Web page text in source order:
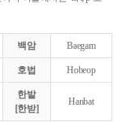
백암 Baegam
호법 Hobeop
한밭
[한받]
Hanbat